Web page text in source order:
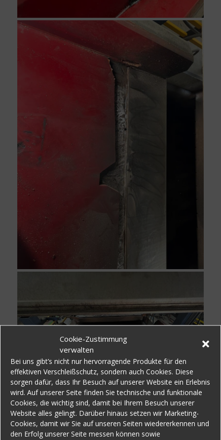
Cookie-Zustimmung
verwalten
Bei uns gibt’s nicht nur hervorragende Produkte für den
effektiven Verschleißschutz, sondern auch Cookies. Diese
sorgen dafür, dass Ihr Besuch auf unserer Website ein Erlebnis
wird. Auf unserer Seite finden Sie technische und funktionale
Cookies, die wichtig sind, damit bei Ihrem Besuch unserer
Website alles gelingt. Darüber hinaus setzen wir Marketing-
Cookies, damit wir Sie auf unseren Seiten wiedererkennen und
den Erfolg unserer Seite messen können sowie